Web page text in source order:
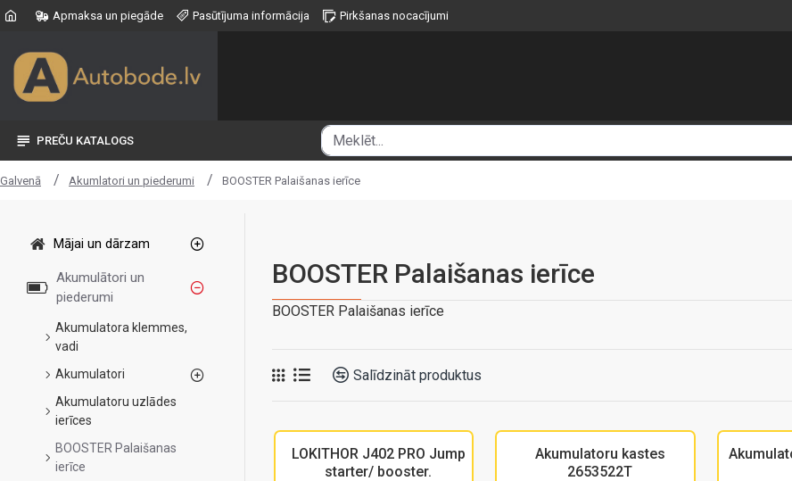
Apmaksa un piegāde Pasūtījuma informācija Pirkšanas nocacījumi
PREČU KATALOGS
Galvenā Akumlatori un piederumi BOOSTER Palaišanas ierīce
Mājai un dārzam
Akumulātori un
piederumi
Akumulatora klemmes,
vadi
Akumulatori
Akumulatoru uzlādes
ierīces
BOOSTER Palaišanas
ierīce
BOOSTER Palaišanas ierīce
BOOSTER Palaišanas ierīce
Salīdzināt produktus
LOKITHOR J402 PRO Jump
starter/ booster.
Akumulatoru kastes
2653522T